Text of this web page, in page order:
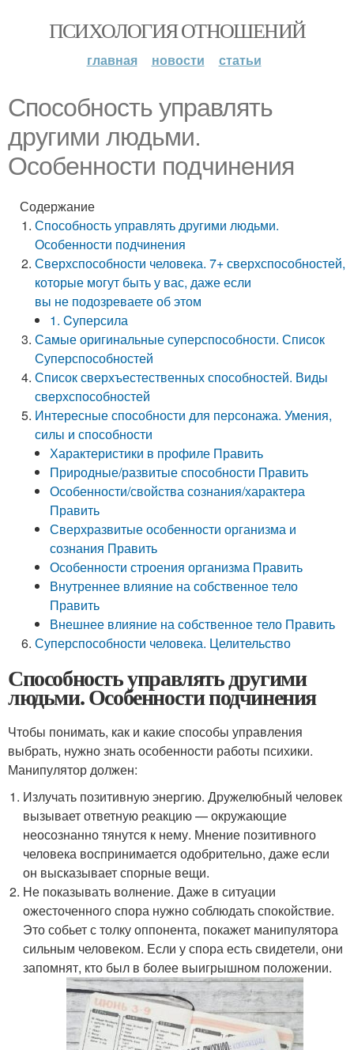
ПСИХОЛОГИЯ ОТНОШЕНИЙ
главная новости статьи
Способность управлять
другими людьми.
Особенности подчинения
Содержание
Способность управлять другими людьми.
Особенности подчинения
Сверхспособности человека. 7+ сверхспособностей,
которые могут быть у вас, даже если
вы не подозреваете об этом
1. Cуперсила
Самые оригинальные суперспособности. Список
Суперспособностей
Список сверхъестественных способностей. Виды
сверхспособностей
Интересные способности для персонажа. Умения,
силы и способности
Характеристики в профиле Править
Природные/развитые способности Править
Особенности/свойства сознания/характера
Править
Сверхразвитые особенности организма и
сознания Править
Особенности строения организма Править
Внутреннее влияние на собственное тело
Править
Внешнее влияние на собственное тело Править
Суперспособности человека. Целительство
Способность управлять другими
людьми. Особенности подчинения
Чтобы понимать, как и какие способы управления
выбрать, нужно знать особенности работы психики.
Манипулятор должен:
Излучать позитивную энергию. Дружелюбный человек
вызывает ответную реакцию — окружающие
неосознанно тянутся к нему. Мнение позитивного
человека воспринимается одобрительно, даже если
он высказывает спорные вещи.
Не показывать волнение. Даже в ситуации
ожесточенного спора нужно соблюдать спокойствие.
Это собьет с толку оппонента, покажет манипулятора
сильным человеком. Если у спора есть свидетели, они
запомнят, кто был в более выигрышном положении.